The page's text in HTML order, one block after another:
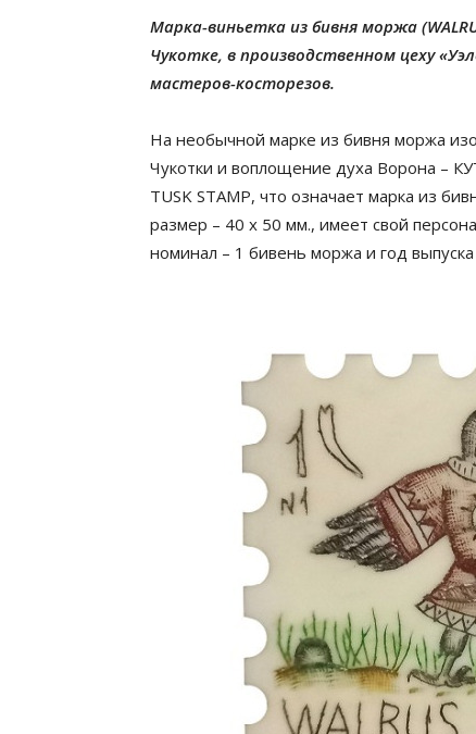
Марка-виньетка из бивня моржа
Чукотке, в производственном цеху
мастеров-косторезов.
На необычной марке из бивня моржа
Чукотки и воплощение духа Ворона –
TUSK STAMP, что означает марка из
размер – 40 x 50 мм., имеет свой
номинал – 1 бивень моржа и год